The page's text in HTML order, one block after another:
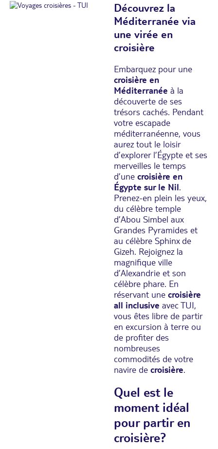
Découvrez la
Méditerranée via
une virée en
croisière
Embarquez pour une
croisière en
Méditerranée à la
découverte de ses
trésors cachés. Pendant
votre escapade
méditerranéenne, vous
aurez tout le loisir
d’explorer l’Égypte et ses
merveilles le temps
d’une croisière en
Égypte sur le Nil.
Prenez-en plein les yeux,
du célèbre temple
d’Abou Simbel aux
Grandes Pyramides et
au célèbre Sphinx de
Gizeh. Rejoignez la
magnifique ville
d’Alexandrie et son
célèbre phare. En
réservant une croisière
all inclusive avec TUI,
vous êtes libre de partir
en excursion à terre ou
de profiter des
nombreuses
commodités de votre
navire de croisière.
Quel est le
moment idéal
pour partir en
croisière?